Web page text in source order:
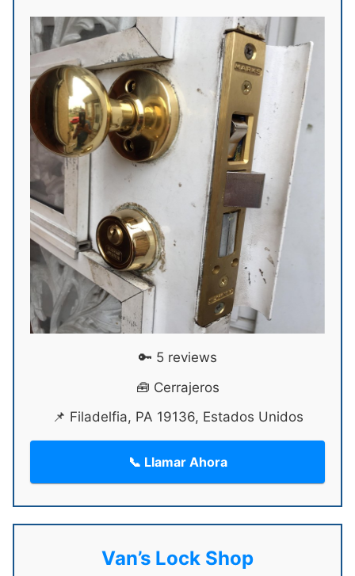
🔑 5 reviews
🧰 Cerrajeros
📌 Filadelfia, PA 19136, Estados Unidos
📞 Llamar Ahora
Van’s Lock Shop